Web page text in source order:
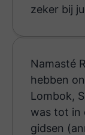
zeker bij
Namasté
hebben
Lombok,
was tot in
gidsen